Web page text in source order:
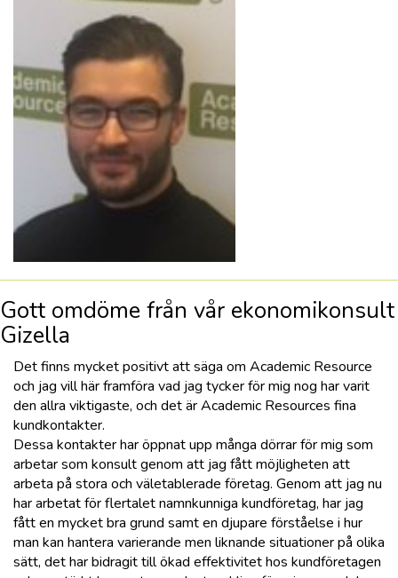
Gott omdöme från vår ekonomikonsult
Gizella
Det finns mycket positivt att säga om Academic Resource
och jag vill här framföra vad jag tycker för mig nog har varit
den allra viktigaste, och det är Academic Resources fina
kundkontakter.
Dessa kontakter har öppnat upp många dörrar för mig som
arbetar som konsult genom att jag fått möjligheten att
arbeta på stora och väletablerade företag. Genom att jag nu
har arbetat för flertalet namnkunniga kundföretag, har jag
fått en mycket bra grund samt en djupare förståelse i hur
man kan hantera varierande men liknande situationer på olika
sätt, det har bidragit till ökad effektivitet hos kundföretagen